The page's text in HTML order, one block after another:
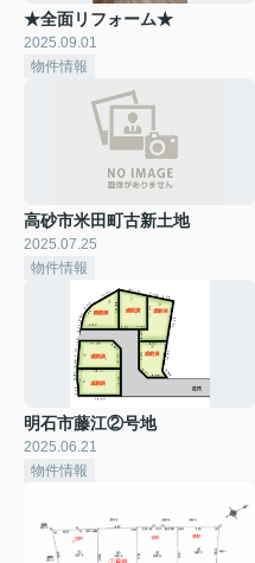
★全面リフォーム★
2025.09.01
物件情報
高砂市米田町古新土地
2025.07.25
物件情報
明石市藤江②号地
2025.06.21
物件情報